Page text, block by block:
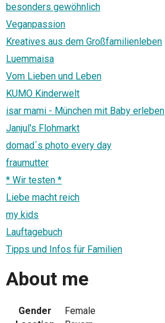
besonders gewöhnlich
Veganpassion
Kreatives aus dem Großfamilienleben
Luemmaisa
Vom Lieben und Leben
KUMO Kinderwelt
isar mami - München mit Baby erleben
Janjul's Flohmarkt
domad´s photo every day
fraumutter
* Wir testen *
Liebe macht reich
my kids
Lauftagebuch
Tipps und Infos für Familien
About me
Gender
Female